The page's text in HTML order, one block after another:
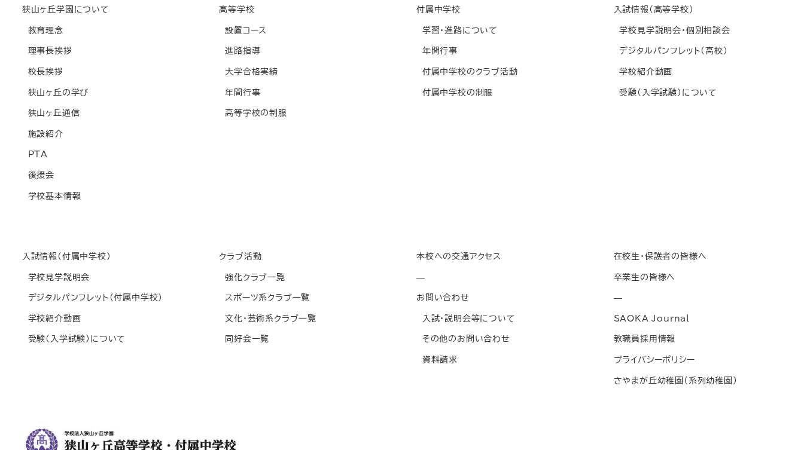
狭山ヶ丘学園について
教育理念
理事長挨拶
校長挨拶
狭山ヶ丘の学び
狭山ヶ丘通信
施設紹介
PTA
後援会
学校基本情報
高等学校
設置コース
進路指導
大学合格実績
年間行事
高等学校の制服
付属中学校
学習・進路について
年間行事
付属中学校のクラブ活動
付属中学校の制服
入試情報(高等学校)
学校見学説明会・個別相談会
デジタルパンフレット(高校)
学校紹介動画
受験(入学試験)について
入試情報(付属中学校)
学校見学説明会
デジタルパンフレット(付属中学校)
学校紹介動画
受験(入学試験)について
クラブ活動
強化クラブ一覧
スポーツ系クラブ一覧
文化・芸術系クラブ一覧
同好会一覧
本校への交通アクセス
—
お問い合わせ
入試・説明会等について
その他のお問い合わせ
資料請求
在校生・保護者の皆様へ
卒業生の皆様へ
—
SAOKA Journal
教職員採用情報
プライバシーポリシー
さやまが丘幼稚園(系列幼稚園)